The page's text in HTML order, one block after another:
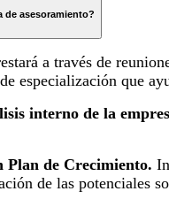
de asesoramiento?
a través de
especialización que
interno de la
Plan de Crecimiento.
de las potenciales